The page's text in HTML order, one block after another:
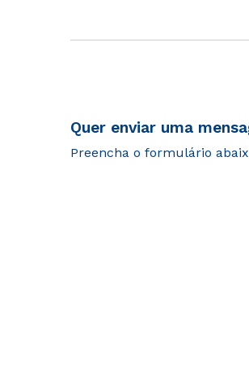
Quer enviar uma
Preencha o formulário